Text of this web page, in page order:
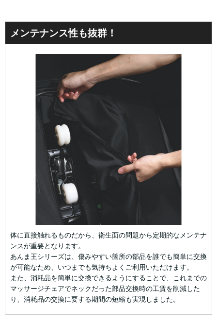
メンテナンス性も抜群！
体に直接触れるものだから、衛生面の問題から定期的なメンテナ
ンスが重要となります。
あんま王シリーズは、傷みやすい箇所の部品を誰でも簡単に交換
が可能なため、いつまでも気持ちよくご利用いただけます。
また、消耗品を簡単に交換できるようにすることで、これまでの
マッサージチェアでネックだった部品交換時の工賃を削減した
り、消耗品の交換に要する期間の短縮も実現しました。